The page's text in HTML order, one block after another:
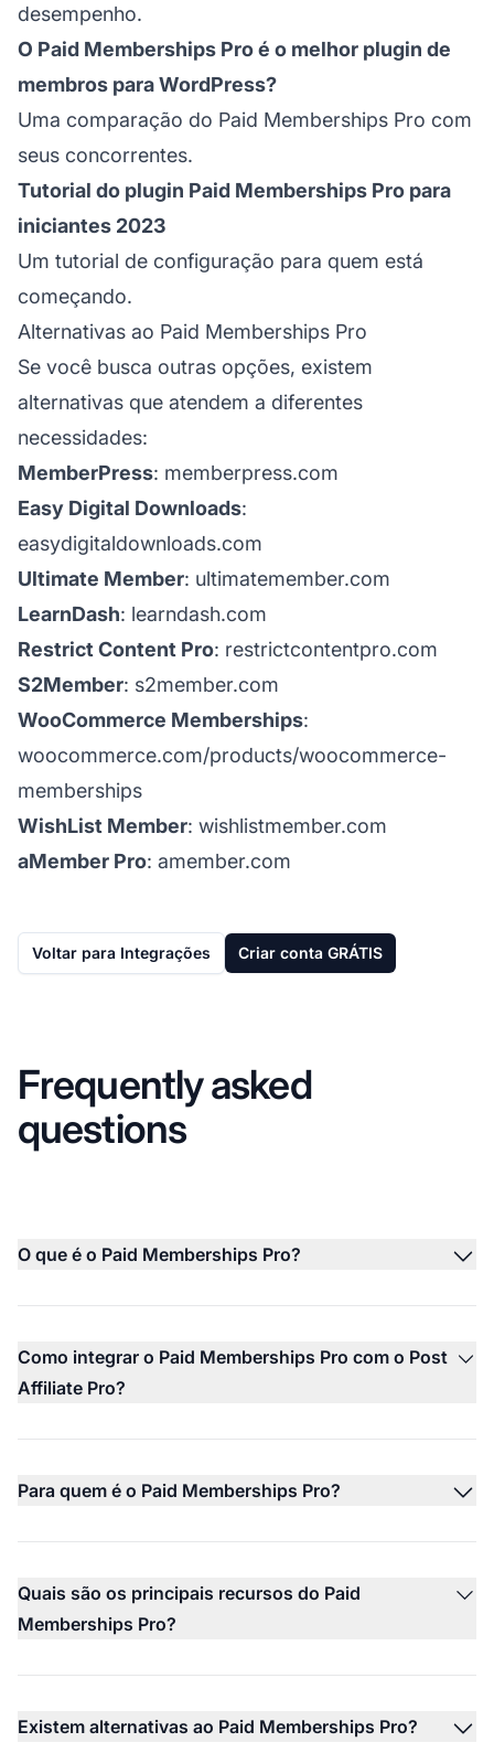
desempenho.
O Paid Memberships Pro é o melhor plugin de
membros para WordPress?
Uma comparação do Paid Memberships Pro com
seus concorrentes.
Tutorial do plugin Paid Memberships Pro para
iniciantes 2023
Um tutorial de configuração para quem está
começando.
Alternativas ao Paid Memberships Pro
Se você busca outras opções, existem
alternativas que atendem a diferentes
necessidades:
MemberPress: memberpress.com
Easy Digital Downloads:
easydigitaldownloads.com
Ultimate Member: ultimatemember.com
LearnDash: learndash.com
Restrict Content Pro: restrictcontentpro.com
S2Member: s2member.com
WooCommerce Memberships:
woocommerce.com/products/woocommerce-
memberships
WishList Member: wishlistmember.com
aMember Pro: amember.com
Voltar para Integrações Criar conta GRÁTIS
Frequently asked
questions
O que é o Paid Memberships Pro?
Como integrar o Paid Memberships Pro com o Post
Affiliate Pro?
Para quem é o Paid Memberships Pro?
Quais são os principais recursos do Paid
Memberships Pro?
Existem alternativas ao Paid Memberships Pro?